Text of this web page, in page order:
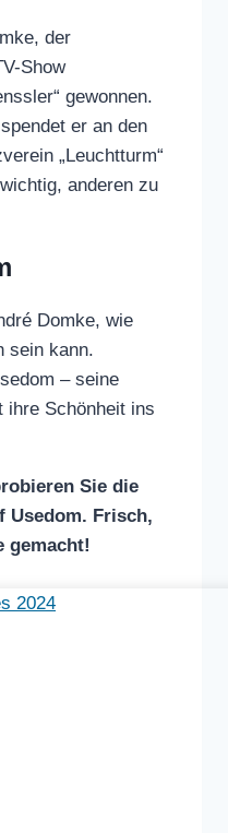
der
Show
gewonnen.
er an den
„Leuchtturm“
anderen zu
Domke, wie
sein kann.
– seine
ihre Schönheit ins
Sie die
Usedom. Frisch,
gemacht!